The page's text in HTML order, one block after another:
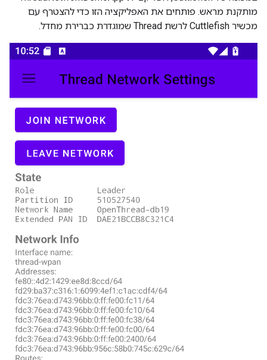
מותקנת מראש. פותחים את האפליקציה הזו כדי להצטרף עם
מכשיר Cuttlefish לרשת Thread שמוגדרת כברירת מחדל.